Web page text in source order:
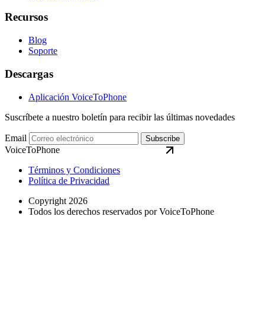
Recursos
Blog
Soporte
Descargas
Aplicación VoiceToPhone
Suscríbete a nuestro boletín para recibir las últimas novedades
Email Subscribe
VoiceToPhone
Términos y Condiciones
Política de Privacidad
Copyright 2026
Todos los derechos reservados por VoiceToPhone